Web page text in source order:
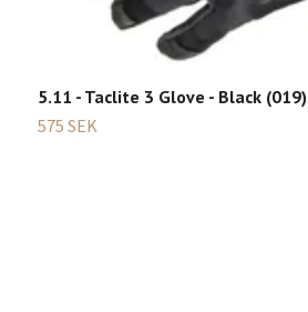
5.11 - Taclite 3 Glove - Black (019)
575 SEK